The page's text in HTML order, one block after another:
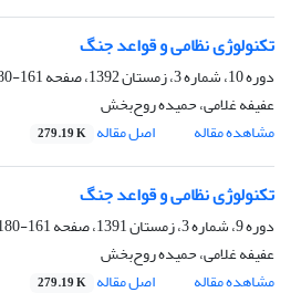
تکنولوژی نظامی و قواعد جنگ
دوره 10، شماره 3، زمستان 1392، صفحه
161-180
عفیفه غلامی، حمیده روح‌بخش
مشاهده مقاله
اصل مقاله 279.19 K
تکنولوژی نظامی و قواعد جنگ
دوره 9، شماره 3، زمستان 1391، صفحه
161-180
عفیفه غلامی، حمیده روح‌بخش
مشاهده مقاله
اصل مقاله 279.19 K